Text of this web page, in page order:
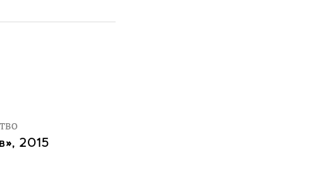
2015